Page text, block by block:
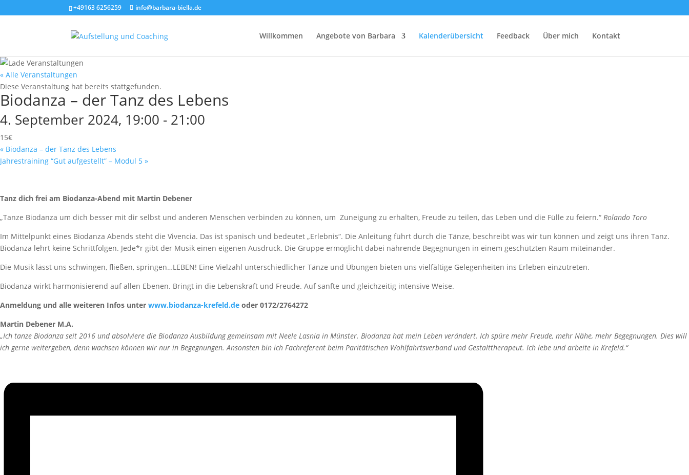
+49163 6256259 info@barbara-biella.de
Willkommen Angebote von Barbara Kalenderübersicht Feedback Über mich Kontakt
« Alle Veranstaltungen
Diese Veranstaltung hat bereits stattgefunden.
Biodanza – der Tanz des Lebens
4. September 2024, 19:00 - 21:00
15€
« Biodanza – der Tanz des Lebens
Jahrestraining “Gut aufgestellt” – Modul 5 »
Tanz dich frei am Biodanza-Abend mit Martin Debener
„Tanze Biodanza um dich besser mit dir selbst und anderen Menschen verbinden zu können, um Zuneigung zu erhalten, Freude zu teilen, das Leben und die Fülle zu feiern.“ Rolando Toro
Im Mittelpunkt eines Biodanza Abends steht die Vivencia. Das ist spanisch und bedeutet „Erlebnis“. Die Anleitung führt durch die Tänze, beschreibt was wir tun können und zeigt uns ihren Tanz.
Biodanza lehrt keine Schrittfolgen. Jede*r gibt der Musik einen eigenen Ausdruck. Die Gruppe ermöglicht dabei nährende Begegnungen in einem geschützten Raum miteinander.
Die Musik lässt uns schwingen, fließen, springen…LEBEN! Eine Vielzahl unterschiedlicher Tänze und Übungen bieten uns vielfältige Gelegenheiten ins Erleben einzutreten.
Biodanza wirkt harmonisierend auf allen Ebenen. Bringt in die Lebenskraft und Freude. Auf sanfte und gleichzeitig intensive Weise.
Anmeldung und alle weiteren Infos unter www.biodanza-krefeld.de oder 0172/2764272
Martin Debener M.A.
„Ich tanze Biodanza seit 2016 und absolviere die Biodanza Ausbildung gemeinsam mit Neele Lasnia in Münster. Biodanza hat mein Leben verändert. Ich spüre mehr Freude, mehr Nähe, mehr Begegnungen. Dies will
ich gerne weitergeben, denn wachsen können wir nur in Begegnungen. Ansonsten bin ich Fachreferent beim Paritätischen Wohlfahrtsverband und Gestalttherapeut. Ich lebe und arbeite in Krefeld.“